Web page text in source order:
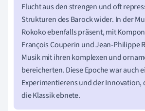
Flucht aus den strengen und oft
Strukturen des Barock wider. In der
Rokoko ebenfalls präsent, mit
François Couperin und Jean-Philippe
Musik mit ihren komplexen und
bereicherten. Diese Epoche war auch
Experimentierens und der Innovation,
die Klassik ebnete.